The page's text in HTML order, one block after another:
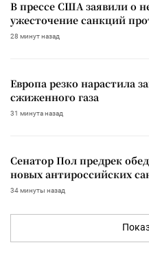
В прессе США заявили о
ужесточение санкций
28 минут назад
Европа резко нарастила
сжиженного газа
31 минута назад
Сенатор Пол предрек
новых антироссийских
34 минуты назад